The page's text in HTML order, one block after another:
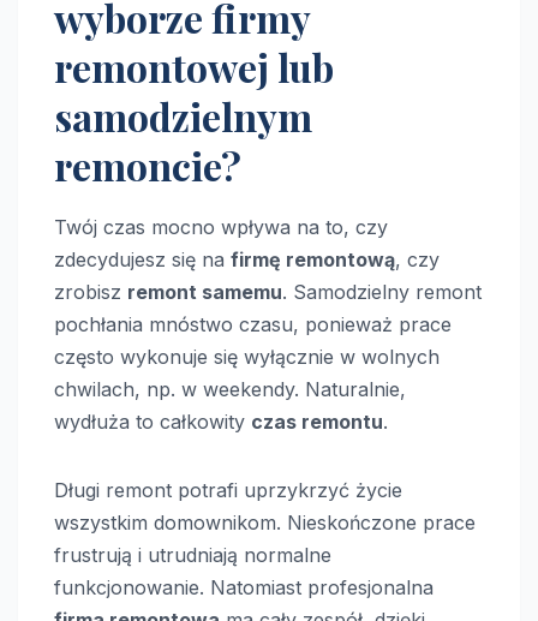
wyborze firmy
remontowej lub
samodzielnym
remoncie?
Twój czas mocno wpływa na to, czy
zdecydujesz się na firmę remontową, czy
zrobisz remont samemu. Samodzielny remont
pochłania mnóstwo czasu, ponieważ prace
często wykonuje się wyłącznie w wolnych
chwilach, np. w weekendy. Naturalnie,
wydłuża to całkowity czas remontu.
Długi remont potrafi uprzykrzyć życie
wszystkim domownikom. Nieskończone prace
frustrują i utrudniają normalne
funkcjonowanie. Natomiast profesjonalna